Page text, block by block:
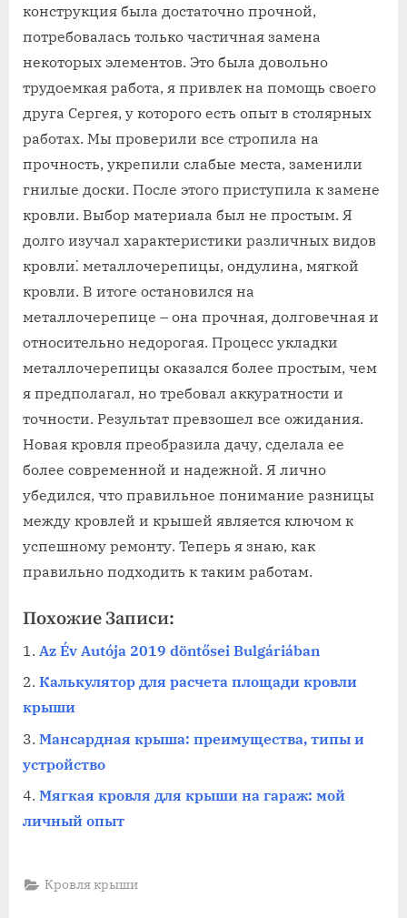
конструкция была достаточно прочной,
потребовалась только частичная замена
некоторых элементов. Это была довольно
трудоемкая работа, я привлек на помощь своего
друга Сергея, у которого есть опыт в столярных
работах. Мы проверили все стропила на
прочность, укрепили слабые места, заменили
гнилые доски. После этого приступила к замене
кровли. Выбор материала был не простым. Я
долго изучал характеристики различных видов
кровли⁚ металлочерепицы, ондулина, мягкой
кровли. В итоге остановился на
металлочерепице – она прочная, долговечная и
относительно недорогая. Процесс укладки
металлочерепицы оказался более простым, чем
я предполагал, но требовал аккуратности и
точности. Результат превзошел все ожидания.
Новая кровля преобразила дачу, сделала ее
более современной и надежной. Я лично
убедился, что правильное понимание разницы
между кровлей и крышей является ключом к
успешному ремонту. Теперь я знаю, как
правильно подходить к таким работам.
Похожие Записи:
Az Év Autója 2019 döntősei Bulgáriában
Калькулятор для расчета площади кровли
крыши
Мансардная крыша: преимущества, типы и
устройство
Мягкая кровля для крыши на гараж: мой
личный опыт
Кровля крыши